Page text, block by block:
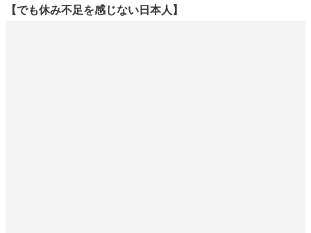
【でも休み不足を感じない日本人】